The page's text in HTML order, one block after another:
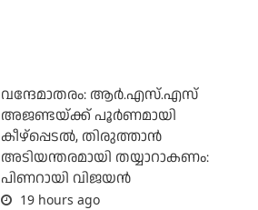
വന്ദേമാതരം: ആര്‍.എസ്.എസ്
അജണ്ടയ്ക്ക് പൂര്‍ണമായി
കീഴ്‌പ്പെടല്‍, തിരുത്താന്‍
അടിയന്തരമായി തയ്യാറാകണം:
പിണറായി വിജയന്‍
19 hours ago